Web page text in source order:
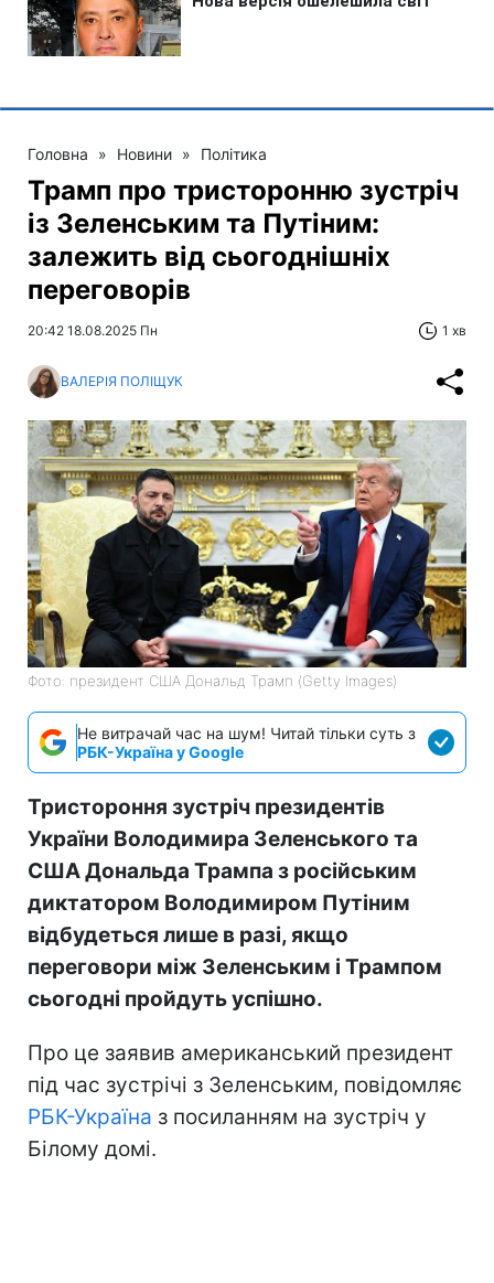
Головна » Новини » Політика
Трамп про тристоронню зустріч
із Зеленським та Путіним:
залежить від сьогоднішніх
переговорів
20:42 18.08.2025 Пн 1 хв
ВАЛЕРІЯ ПОЛІЩУК
Фото: президент США Дональд Трамп (Getty Images)
Не витрачай час на шум! Читай тільки суть з
РБК-Україна у Google
Тристороння зустріч президентів
України Володимира Зеленського та
США Дональда Трампа з російським
диктатором Володимиром Путіним
відбудеться лише в разі, якщо
переговори між Зеленським і Трампом
сьогодні пройдуть успішно.
Про це заявив американський президент
під час зустрічі з Зеленським, повідомляє
РБК-Україна з посиланням на зустріч у
Білому домі.